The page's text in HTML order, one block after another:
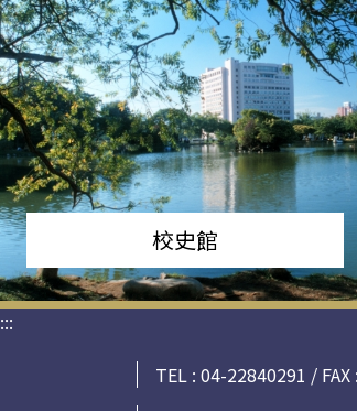
校史館
:::
TEL : 04-22840291 /